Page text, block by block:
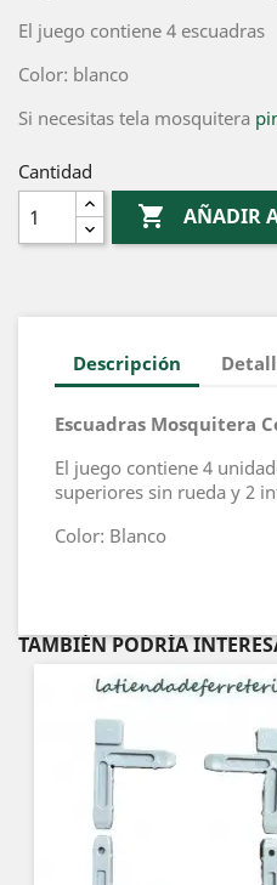
El juego contiene 4 escuadras
Color: blanco
Si necesitas tela mosquitera
Cantidad
 AÑADIR
Descripción
Escuadras Mosquitera
El juego contiene 4
superiores sin rueda y 2
Color: Blanco
TAMBIÉN PODRÍA